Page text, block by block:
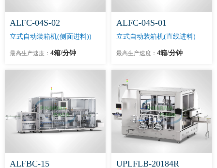
ALFC-04S-02
立式自动装箱机(侧面进料))
最高生产速度： 4箱/分钟
ALFC-04S-01
立式自动装箱机(直线进料)
最高生产速度： 4箱/分钟
ALFBC-15 UPLFLB-20184R